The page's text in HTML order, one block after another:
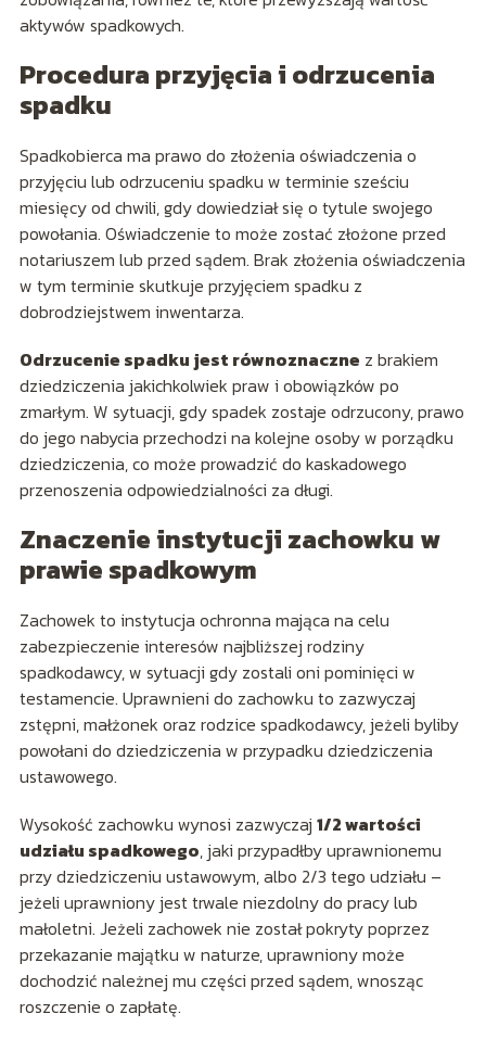
aktywów spadkowych.
Procedura przyjęcia i odrzucenia
spadku
Spadkobierca ma prawo do złożenia oświadczenia o
przyjęciu lub odrzuceniu spadku w terminie sześciu
miesięcy od chwili, gdy dowiedział się o tytule swojego
powołania. Oświadczenie to może zostać złożone przed
notariuszem lub przed sądem. Brak złożenia oświadczenia
w tym terminie skutkuje przyjęciem spadku z
dobrodziejstwem inwentarza.
Odrzucenie spadku jest równoznaczne z brakiem
dziedziczenia jakichkolwiek praw i obowiązków po
zmarłym. W sytuacji, gdy spadek zostaje odrzucony, prawo
do jego nabycia przechodzi na kolejne osoby w porządku
dziedziczenia, co może prowadzić do kaskadowego
przenoszenia odpowiedzialności za długi.
Znaczenie instytucji zachowku w
prawie spadkowym
Zachowek to instytucja ochronna mająca na celu
zabezpieczenie interesów najbliższej rodziny
spadkodawcy, w sytuacji gdy zostali oni pominięci w
testamencie. Uprawnieni do zachowku to zazwyczaj
zstępni, małżonek oraz rodzice spadkodawcy, jeżeli byliby
powołani do dziedziczenia w przypadku dziedziczenia
ustawowego.
Wysokość zachowku wynosi zazwyczaj 1/2 wartości
udziału spadkowego, jaki przypadłby uprawnionemu
przy dziedziczeniu ustawowym, albo 2/3 tego udziału –
jeżeli uprawniony jest trwale niezdolny do pracy lub
małoletni. Jeżeli zachowek nie został pokryty poprzez
przekazanie majątku w naturze, uprawniony może
dochodzić należnej mu części przed sądem, wnosząc
roszczenie o zapłatę.